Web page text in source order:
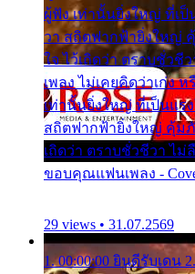
ผู้ฟัง เท่านั้นยิ่งใหญ่ ที่เป็
วา สถิตฟากฟ้ายิ่งใหญ่
ใจ ไว้เถิดว่า ตราบชั่ว
เพลง ไม่เคยคิดว่าเก่ง
เท่านั้นยิ่งใหญ่ ที่เป็นแร
สถิตฟากฟ้ายิ่งใหญ่ คุ้มภั
เถิดว่า ตราบชั่วชีวา ไม่
ขอบคุณแฟนเพลง -
29 views • 31.07.2569
1. 00:00:00 ยินดีรับเดน